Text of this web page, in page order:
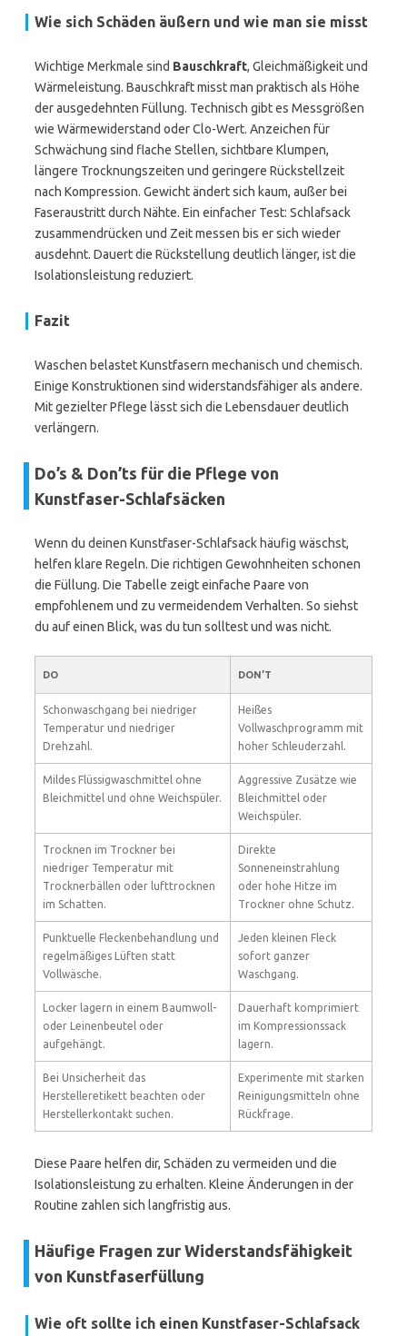
Wie sich Schäden äußern und wie man sie misst
Wichtige Merkmale sind Bauschkraft, Gleichmäßigkeit und
Wärmeleistung. Bauschkraft misst man praktisch als Höhe
der ausgedehnten Füllung. Technisch gibt es Messgrößen
wie Wärmewiderstand oder Clo-Wert. Anzeichen für
Schwächung sind flache Stellen, sichtbare Klumpen,
längere Trocknungszeiten und geringere Rückstellzeit
nach Kompression. Gewicht ändert sich kaum, außer bei
Faseraustritt durch Nähte. Ein einfacher Test: Schlafsack
zusammendrücken und Zeit messen bis er sich wieder
ausdehnt. Dauert die Rückstellung deutlich länger, ist die
Isolationsleistung reduziert.
Fazit
Waschen belastet Kunstfasern mechanisch und chemisch.
Einige Konstruktionen sind widerstandsfähiger als andere.
Mit gezielter Pflege lässt sich die Lebensdauer deutlich
verlängern.
Do’s & Don’ts für die Pflege von
Kunstfaser-Schlafsäcken
Wenn du deinen Kunstfaser-Schlafsack häufig wäschst,
helfen klare Regeln. Die richtigen Gewohnheiten schonen
die Füllung. Die Tabelle zeigt einfache Paare von
empfohlenem und zu vermeidendem Verhalten. So siehst
du auf einen Blick, was du tun solltest und was nicht.
DO DON’T
Schonwaschgang bei niedriger
Temperatur und niedriger
Drehzahl.
Heißes
Vollwaschprogramm mit
hoher Schleuderzahl.
Mildes Flüssigwaschmittel ohne
Bleichmittel und ohne Weichspüler.
Aggressive Zusätze wie
Bleichmittel oder
Weichspüler.
Trocknen im Trockner bei
niedriger Temperatur mit
Trocknerbällen oder lufttrocknen
im Schatten.
Direkte
Sonneneinstrahlung
oder hohe Hitze im
Trockner ohne Schutz.
Punktuelle Fleckenbehandlung und
regelmäßiges Lüften statt
Vollwäsche.
Jeden kleinen Fleck
sofort ganzer
Waschgang.
Locker lagern in einem Baumwoll-
oder Leinenbeutel oder
aufgehängt.
Dauerhaft komprimiert
im Kompressionssack
lagern.
Bei Unsicherheit das
Herstelleretikett beachten oder
Herstellerkontakt suchen.
Experimente mit starken
Reinigungsmitteln ohne
Rückfrage.
Diese Paare helfen dir, Schäden zu vermeiden und die
Isolationsleistung zu erhalten. Kleine Änderungen in der
Routine zahlen sich langfristig aus.
Häufige Fragen zur Widerstandsfähigkeit
von Kunstfaserfüllung
Wie oft sollte ich einen Kunstfaser-Schlafsack